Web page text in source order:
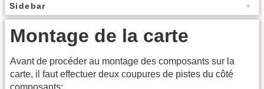
Sidebar
Montage de la carte
Avant de procéder au montage des composants sur la
carte, il faut effectuer deux coupures de pistes du côté